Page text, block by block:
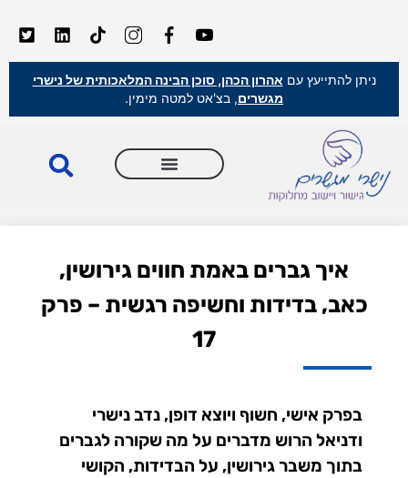
ניתן להתייעץ עם אהרון הכהן, סוכן הבינה המלאכותית של נישרי
מגשרים, בצ'אט למטה מימין.
איך גברים באמת חווים גירושין,
כאב, בדידות וחשיפה רגשית – פרק
17
בפרק אישי, חשוף ויוצא דופן, נדב נישרי
ודניאל הרוש מדברים על מה שקורה לגברים
בתוך משבר גירושין, על הבדידות, הקושי